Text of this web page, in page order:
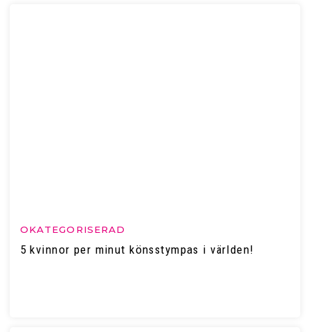
OKATEGORISERAD
5 kvinnor per minut könsstympas i världen!